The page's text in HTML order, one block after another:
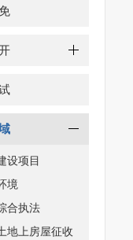
设项目
境
合执法
地上房屋征收